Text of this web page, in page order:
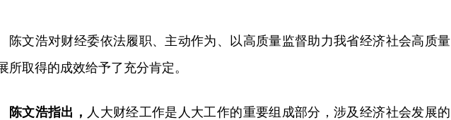
陈文浩对财经委依法履职、主动作为、以高质量监督助力我省经济社会高质量
所取得的成效给予了充分肯定。
陈文浩指出， 人大财经工作是人大工作的重要组成部分，涉及经济社会发展的